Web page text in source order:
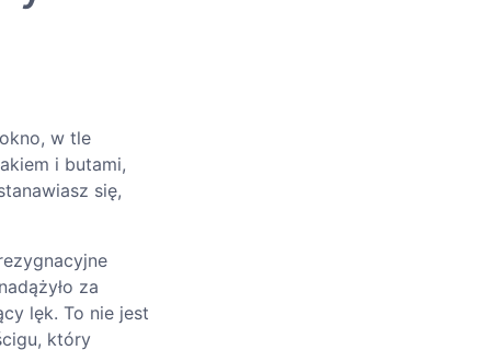
w tle
i butami,
się,
za
lęk. To nie jest
który